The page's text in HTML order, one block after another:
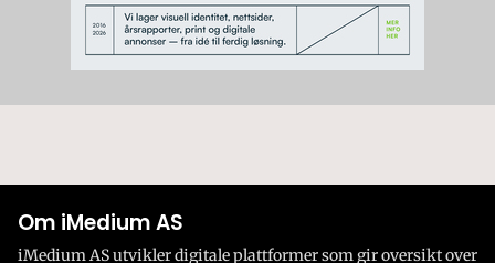
Om iMedium AS
iMedium AS utvikler digitale plattformer som gir oversikt over